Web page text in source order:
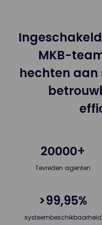
MKB-
hechten
20000+
Tevreden agenten
>99,95%
systeembeschikbaarheid